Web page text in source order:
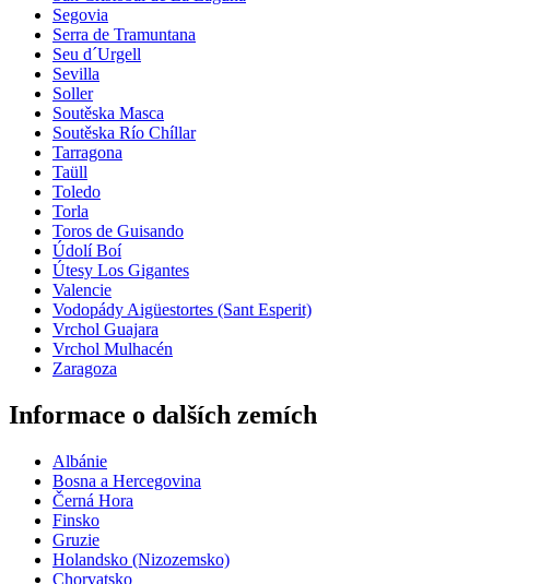
Segovia
Serra de Tramuntana
Seu d´Urgell
Sevilla
Soller
Soutěska Masca
Soutěska Río Chíllar
Tarragona
Taüll
Toledo
Torla
Toros de Guisando
Údolí Boí
Útesy Los Gigantes
Valencie
Vodopády Aigüestortes (Sant Esperit)
Vrchol Guajara
Vrchol Mulhacén
Zaragoza
Informace o dalších zemích
Albánie
Bosna a Hercegovina
Černá Hora
Finsko
Gruzie
Holandsko (Nizozemsko)
Chorvatsko